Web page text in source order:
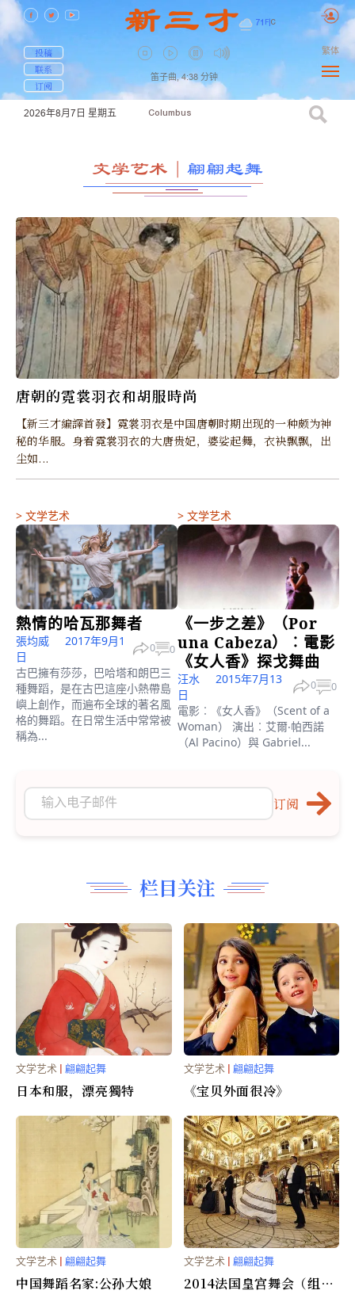
71 F| C
投稿
联系
订阅
笛子曲, 4:38 分钟
繁体
2026年8月7日 星期五 Columbus
文学艺术 ｜ 翩翩起舞
订阅
唐朝的霓裳羽衣和胡服時尚
【新三才編譯首發】霓裳羽衣是中国唐朝时期出现的一种颇为神
秘的华服。身着霓裳羽衣的大唐贵妃，婆娑起舞，衣袂飘飘，出
尘如...
> 文学艺术
熱情的哈瓦那舞者
張均威
2017年9月1
日
0 0
古巴擁有莎莎，巴哈塔和朗巴三
種舞蹈，是在古巴這座小熱帶島
嶼上創作，而遍布全球的著名風
格的舞蹈。在日常生活中常常被
稱為...
> 文学艺术
《一步之差》（Por
una Cabeza）︰電影
《女人香》探戈舞曲
汪水
2015年7月13
日
0 0
電影︰《女人香》（Scent of a
Woman） 演出︰艾爾‧帕西諾
（Al Pacino）與 Gabriel...
栏目关注
文学艺术 | 翩翩起舞
日本和服，漂亮獨特
文学艺术 | 翩翩起舞
《宝贝外面很冷》
文学艺术 | 翩翩起舞
中国舞蹈名家:公孙大娘
文学艺术 | 翩翩起舞
2014法国皇宫舞会（组